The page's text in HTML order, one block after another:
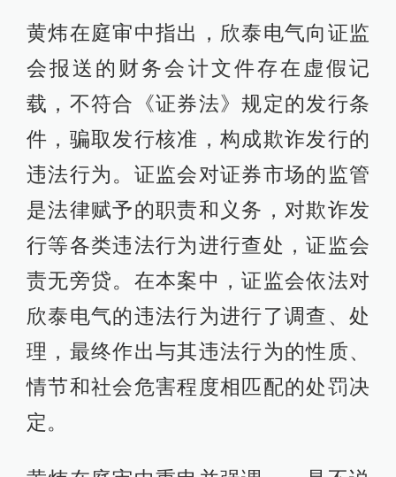
黄炜在庭审中指出，欣泰电气向证监
会报送的财务会计文件存在虚假记
载，不符合《证券法》规定的发行条
件，骗取发行核准，构成欺诈发行的
违法行为。证监会对证券市场的监管
是法律赋予的职责和义务，对欺诈发
行等各类违法行为进行查处，证监会
责无旁贷。在本案中，证监会依法对
欣泰电气的违法行为进行了调查、处
理，最终作出与其违法行为的性质、
情节和社会危害程度相匹配的处罚决
定。